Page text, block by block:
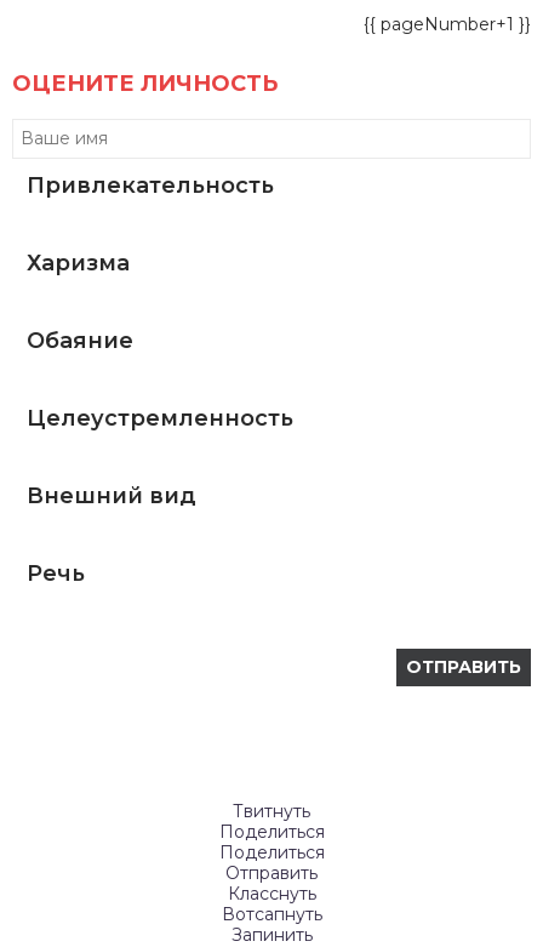
{{ pageNumber+1 }}
ОЦЕНИТЕ ЛИЧНОСТЬ
Привлекательность
Харизма
Обаяние
Целеустремленность
Внешний вид
Речь
Твитнуть
Поделиться
Поделиться
Отправить
Класснуть
Вотсапнуть
Запинить